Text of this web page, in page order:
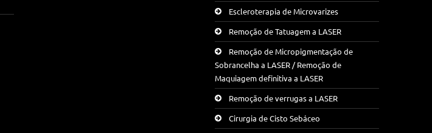
Escleroterapia de Microvarizes
Remoção de Tatuagem a LASER
Remoção de Micropigmentação de
Sobrancelha a LASER / Remoção de
Maquiagem definitiva a LASER
Remoção de verrugas a LASER
Cirurgia de Cisto Sebáceo